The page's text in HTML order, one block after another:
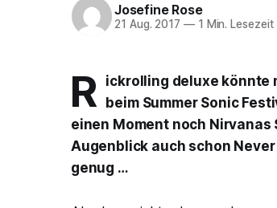
Josefine Rose
21 Aug. 2017 —1 Min. Lesezeit
R ickrolling deluxe könnte
beim Summer Sonic
einen Moment noch Nirvanas
Augenblick auch schon
genug …